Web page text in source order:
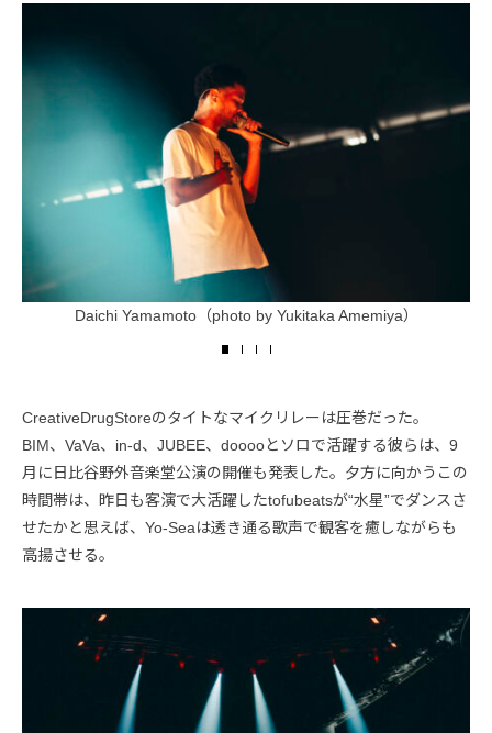
Daichi Yamamoto（photo by Yukitaka Amemiya）
CreativeDrugStoreのタイトなマイクリレーは圧巻だった。
BIM、VaVa、in-d、JUBEE、dooooとソロで活躍する彼らは、9
月に日比谷野外音楽堂公演の開催も発表した。夕方に向かうこの
時間帯は、昨日も客演で大活躍したtofubeatsが“水星”でダンスさ
せたかと思えば、Yo-Seaは透き通る歌声で観客を癒しながらも
高揚させる。